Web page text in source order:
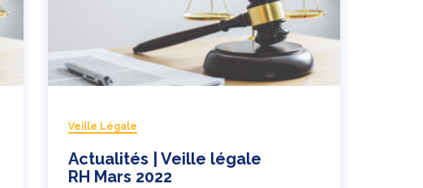
Veille Légale
Actualités | Veille légale
RH Mars 2022